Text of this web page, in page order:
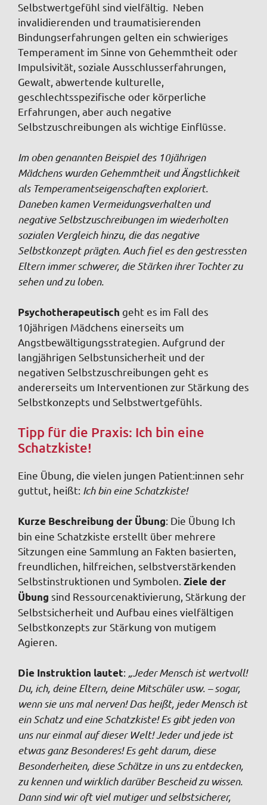
Selbstwertgefühl sind vielfältig. Neben
invalidierenden und traumatisierenden
Bindungserfahrungen gelten ein schwieriges
Temperament im Sinne von Gehemmtheit oder
Impulsivität, soziale Ausschlusserfahrungen,
Gewalt, abwertende kulturelle,
geschlechtsspezifische oder körperliche
Erfahrungen, aber auch negative
Selbstzuschreibungen als wichtige Einflüsse.
Im oben genannten Beispiel des 10jährigen
Mädchens wurden Gehemmtheit und Ängstlichkeit
als Temperamentseigenschaften exploriert.
Daneben kamen Vermeidungsverhalten und
negative Selbstzuschreibungen im wiederholten
sozialen Vergleich hinzu, die das negative
Selbstkonzept prägten. Auch fiel es den gestressten
Eltern immer schwerer, die Stärken ihrer Tochter zu
sehen und zu loben.
Psychotherapeutisch geht es im Fall des
10jährigen Mädchens einerseits um
Angstbewältigungsstrategien. Aufgrund der
langjährigen Selbstunsicherheit und der
negativen Selbstzuschreibungen geht es
andererseits um Interventionen zur Stärkung des
Selbstkonzepts und Selbstwertgefühls.
Tipp für die Praxis: Ich bin eine
Schatzkiste!
Eine Übung, die vielen jungen Patient:innen sehr
guttut, heißt: Ich bin eine Schatzkiste!
Kurze Beschreibung der Übung: Die Übung Ich
bin eine Schatzkiste erstellt über mehrere
Sitzungen eine Sammlung an Fakten basierten,
freundlichen, hilfreichen, selbstverstärkenden
Selbstinstruktionen und Symbolen. Ziele der
Übung sind Ressourcenaktivierung, Stärkung der
Selbstsicherheit und Aufbau eines vielfältigen
Selbstkonzepts zur Stärkung von mutigem
Agieren.
Die Instruktion lautet: „Jeder Mensch ist wertvoll!
Du, ich, deine Eltern, deine Mitschüler usw. – sogar,
wenn sie uns mal nerven! Das heißt, jeder Mensch ist
ein Schatz und eine Schatzkiste! Es gibt jeden von
uns nur einmal auf dieser Welt! Jeder und jede ist
etwas ganz Besonderes! Es geht darum, diese
Besonderheiten, diese Schätze in uns zu entdecken,
zu kennen und wirklich darüber Bescheid zu wissen.
Dann sind wir oft viel mutiger und selbstsicherer,